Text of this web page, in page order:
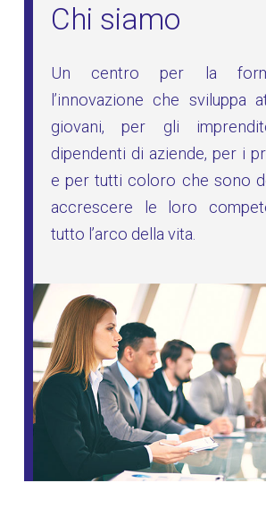
Chi siamo
Un centro per la
l’innovazione che sviluppa
giovani, per gli
dipendenti di aziende, per i
e per tutti coloro che sono
accrescere le loro
tutto l’arco della vita.